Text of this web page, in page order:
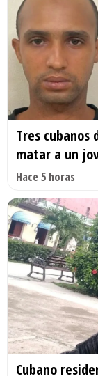
Tres cubanos
matar a un
Hace 5 horas
Cubano